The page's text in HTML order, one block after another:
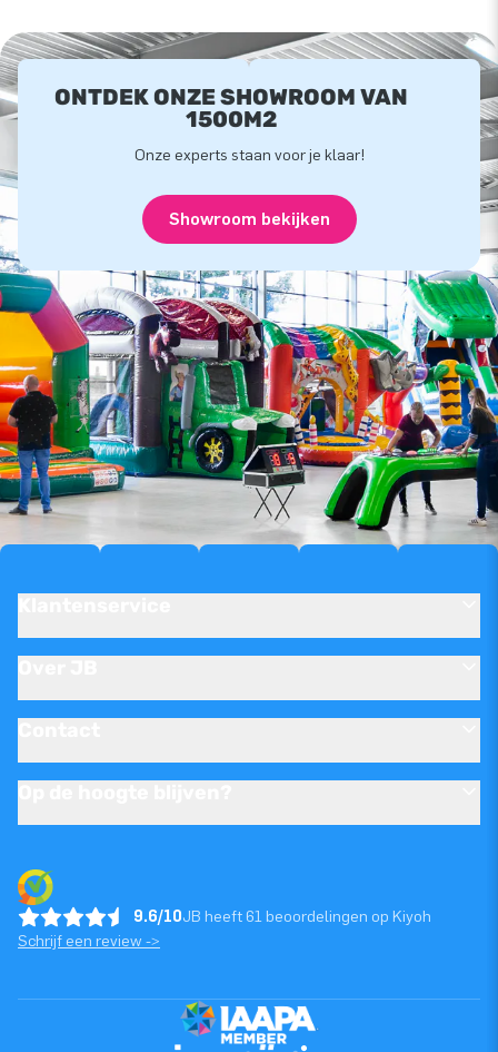
ONTDEK ONZE SHOWROOM VAN
1500M2
Onze experts staan voor je klaar!
Showroom bekijken
9.6/10JB heeft 61 beoordelingen op Kiyoh
Schrijf een review ->